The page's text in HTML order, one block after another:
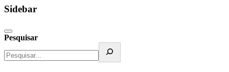
Sidebar
Pesquisar